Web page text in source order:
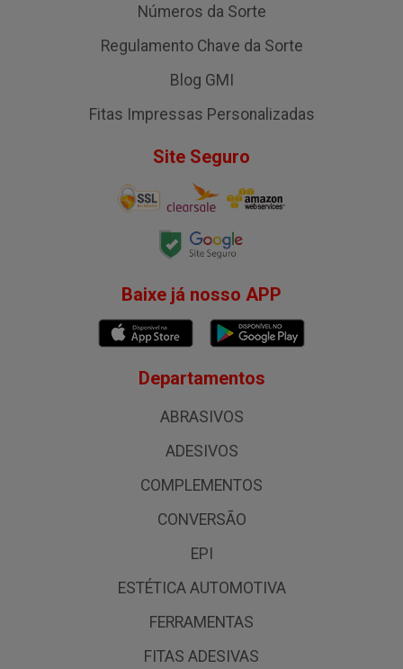
Números da Sorte
Regulamento Chave da Sorte
Blog GMI
Fitas Impressas Personalizadas
Site Seguro
Baixe já nosso APP
Departamentos
ABRASIVOS
ADESIVOS
COMPLEMENTOS
CONVERSÃO
EPI
ESTÉTICA AUTOMOTIVA
FERRAMENTAS
FITAS ADESIVAS